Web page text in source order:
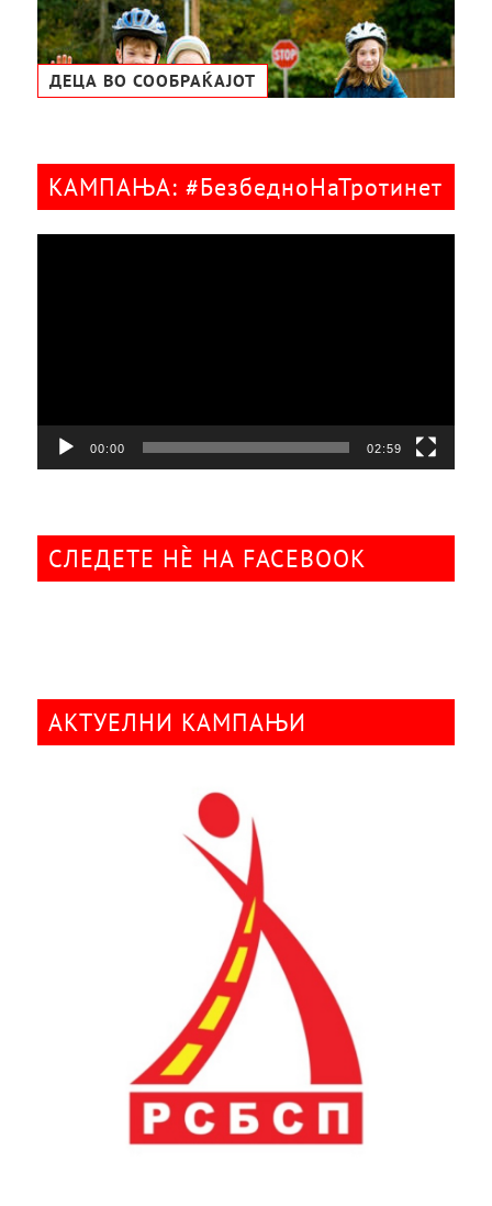
ДЕЦА ВО СООБРАЌАЈОТ
КАМПАЊА: #БезбедноНаТротинет
00:00 02:59
СЛЕДЕТЕ НÈ НА FACEBOOK
АКТУЕЛНИ КАМПАЊИ